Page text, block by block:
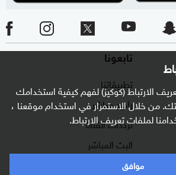
الارتباط (كوكيز) لفهم كيفية استخدامك
من خلال الاستمرار في استخدام موقعنا ،
لملفات تعريف الارتباط.
موافق
تابعونا
تطبيقاتنا
راديو مباشر
ترددات القناة
البث المباشر
دليل البث